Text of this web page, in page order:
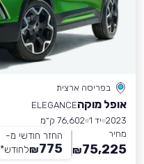
בפריסה ארצית
אופל מוקהELEGANCE
2023 יד 1
76,602 ק״מ
מחיר
75,225
₪
החזר חודשי מ-
775
₪לחודש*